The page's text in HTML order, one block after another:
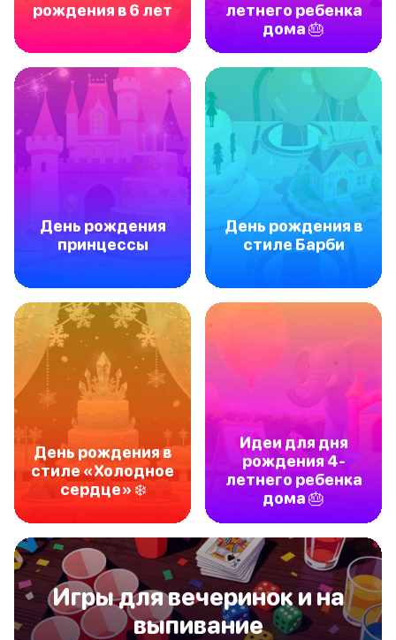
рождения в 6 лет
летнего ребенка
дома 🎂
День рождения
принцессы
День рождения в
стиле Барби
День рождения в
стиле «Холодное
сердце» ❄️
Идеи для дня
рождения 4-
летнего ребенка
дома 🎂
Игры для вечеринок и на
выпивание